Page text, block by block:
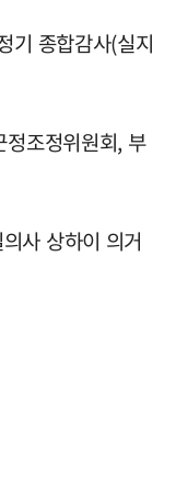
종합감사(실지
조정위원회, 부
사 상하이 의거